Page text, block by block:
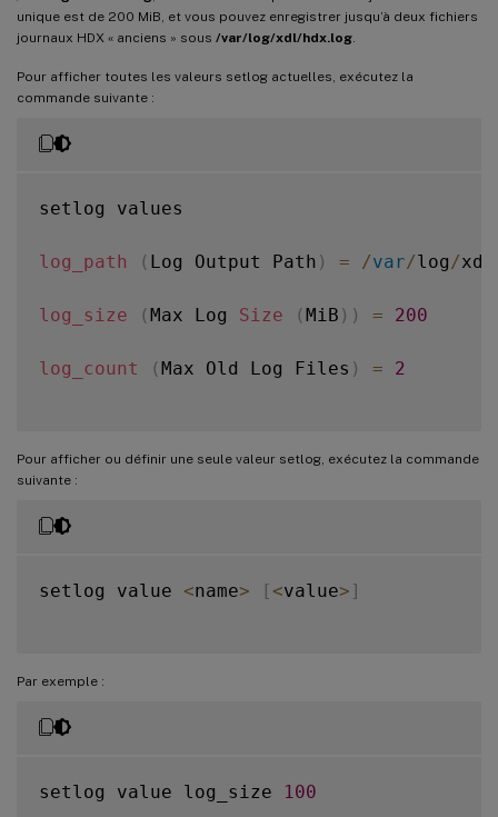
unique est de 200 MiB, et vous pouvez enregistrer jusqu’à deux fichiers
journaux HDX « anciens » sous /var/log/xdl/hdx.log
Pour afficher toutes les valeurs setlog actuelles, exécutez la
commande suivante :
setlog values
log_path ( Log Output Path ) = /var/log /xdl
log_size (Max Log Size (MiB ) ) = 200
log_count (Max Old Log Files ) = 2
Pour afficher ou définir une seule valeur setlog, exécutez la commande
suivante :
setlog value <name> [ <value> ]
Par exemple :
setlog value log_size 100